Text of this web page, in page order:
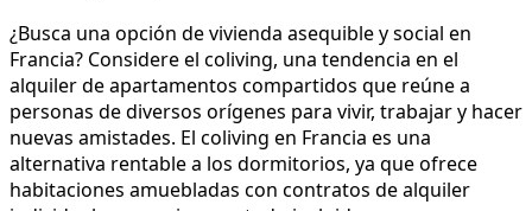
¿Busca una opción de vivienda asequible y social en
Francia? Considere el coliving, una tendencia en el
alquiler de apartamentos compartidos que reúne a
personas de diversos orígenes para vivir, trabajar y hacer
nuevas amistades. El coliving en Francia es una
alternativa rentable a los dormitorios, ya que ofrece
habitaciones amuebladas con contratos de alquiler